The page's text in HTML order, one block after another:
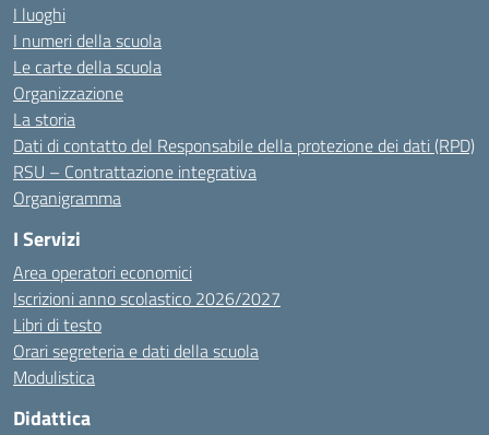
I luoghi
I numeri della scuola
Le carte della scuola
Organizzazione
La storia
Dati di contatto del Responsabile della protezione dei dati (RPD)
RSU – Contrattazione integrativa
Organigramma
I Servizi
Area operatori economici
Iscrizioni anno scolastico 2026/2027
Libri di testo
Orari segreteria e dati della scuola
Modulistica
Didattica